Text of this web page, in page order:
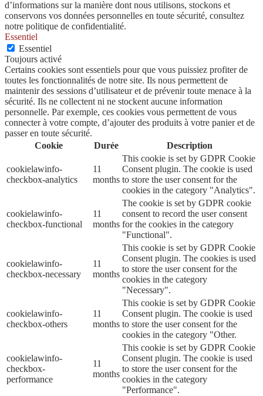
d’informations sur la manière dont nous utilisons, stockons et
conservons vos données personnelles en toute sécurité, consultez
notre politique de confidentialité.
Essentiel
Essentiel
Toujours activé
Certains cookies sont essentiels pour que vous puissiez profiter de
toutes les fonctionnalités de notre site. Ils nous permettent de
maintenir des sessions d’utilisateur et de prévenir toute menace à la
sécurité. Ils ne collectent ni ne stockent aucune information
personnelle. Par exemple, ces cookies vous permettent de vous
connecter à votre compte, d’ajouter des produits à votre panier et de
passer en toute sécurité.
Cookie
Durée Description
cookielawinfo-
checkbox-analytics
11
months
This cookie is set by GDPR Cookie
Consent plugin. The cookie is used
to store the user consent for the
cookies in the category "Analytics".
cookielawinfo-
checkbox-functional
11
months
The cookie is set by GDPR cookie
consent to record the user consent
for the cookies in the category
"Functional".
cookielawinfo-
checkbox-necessary
11
months
This cookie is set by GDPR Cookie
Consent plugin. The cookies is used
to store the user consent for the
cookies in the category
"Necessary".
cookielawinfo-
checkbox-others
11
months
This cookie is set by GDPR Cookie
Consent plugin. The cookie is used
to store the user consent for the
cookies in the category "Other.
cookielawinfo-
checkbox-
performance
11
months
This cookie is set by GDPR Cookie
Consent plugin. The cookie is used
to store the user consent for the
cookies in the category
"Performance".